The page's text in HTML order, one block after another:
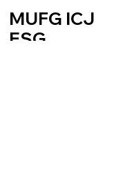
MUFG ICJ
ESG